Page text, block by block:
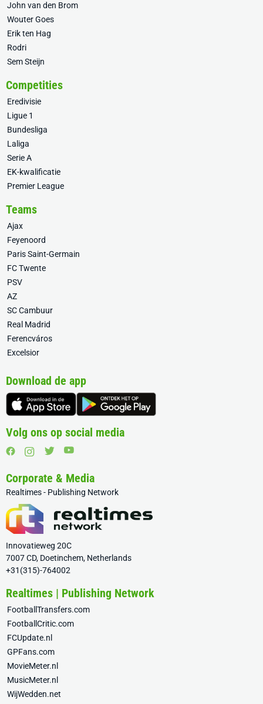
John van den Brom
Wouter Goes
Erik ten Hag
Rodri
Sem Steijn
Competities
Eredivisie
Ligue 1
Bundesliga
Laliga
Serie A
EK-kwalificatie
Premier League
Teams
Ajax
Feyenoord
Paris Saint-Germain
FC Twente
PSV
AZ
SC Cambuur
Real Madrid
Ferencváros
Excelsior
Download de app
Volg ons op social media
Corporate & Media
Realtimes - Publishing Network
Innovatieweg 20C
7007 CD, Doetinchem, Netherlands
+31(315)-764002
Realtimes | Publishing Network
FootballTransfers.com
FootballCritic.com
FCUpdate.nl
GPFans.com
MovieMeter.nl
MusicMeter.nl
WijWedden.net